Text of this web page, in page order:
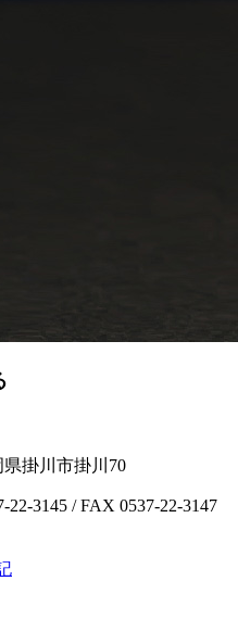
県掛川市掛川70
22-3145 / FAX 0537-22-3147